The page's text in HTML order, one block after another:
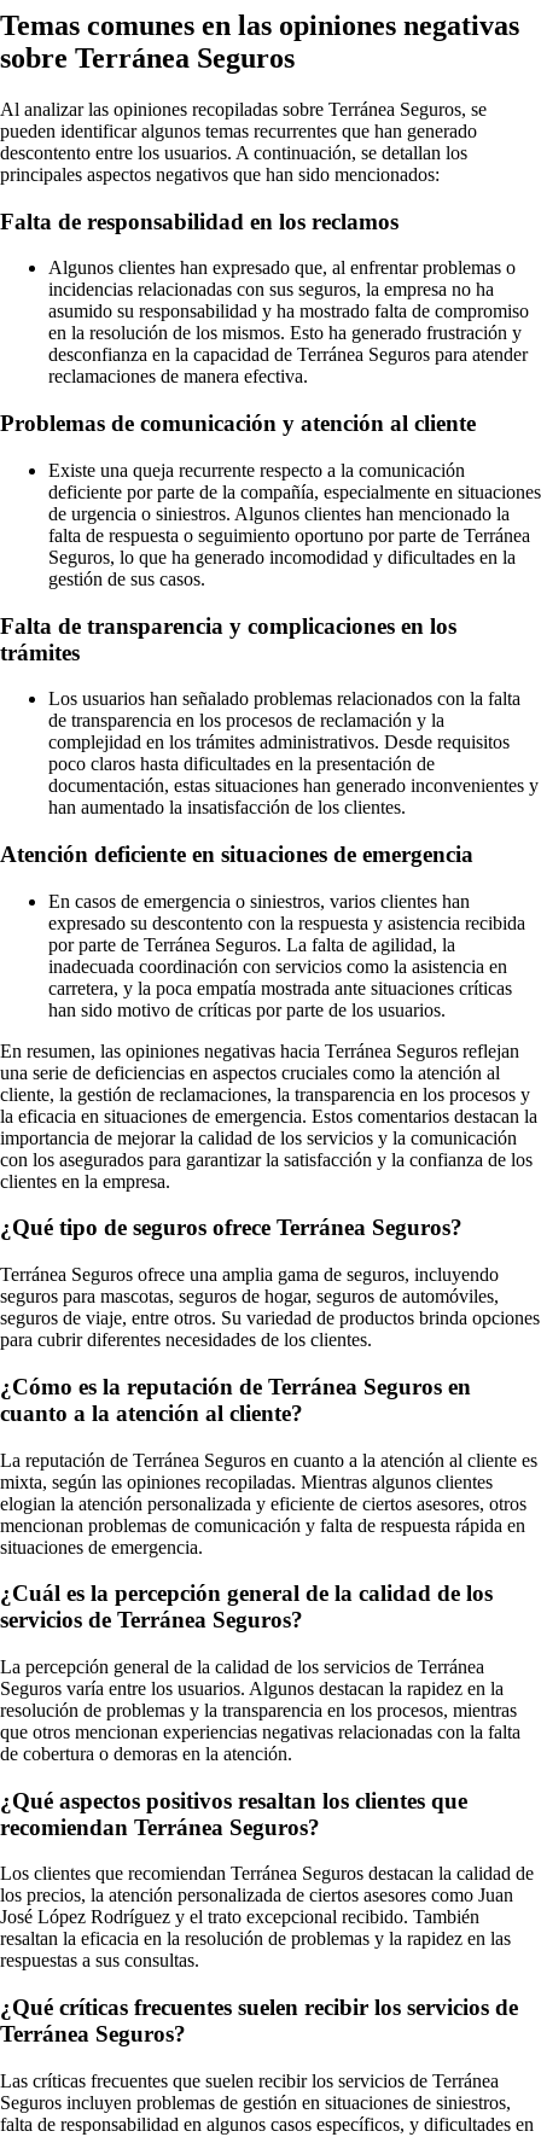
Temas comunes en las opiniones negativas
sobre Terránea Seguros
Al analizar las opiniones recopiladas sobre Terránea Seguros, se
pueden identificar algunos temas recurrentes que han generado
descontento entre los usuarios. A continuación, se detallan los
principales aspectos negativos que han sido mencionados:
Falta de responsabilidad en los reclamos
Algunos clientes han expresado que, al enfrentar problemas o
incidencias relacionadas con sus seguros, la empresa no ha
asumido su responsabilidad y ha mostrado falta de compromiso
en la resolución de los mismos. Esto ha generado frustración y
desconfianza en la capacidad de Terránea Seguros para atender
reclamaciones de manera efectiva.
Problemas de comunicación y atención al cliente
Existe una queja recurrente respecto a la comunicación
deficiente por parte de la compañía, especialmente en situaciones
de urgencia o siniestros. Algunos clientes han mencionado la
falta de respuesta o seguimiento oportuno por parte de Terránea
Seguros, lo que ha generado incomodidad y dificultades en la
gestión de sus casos.
Falta de transparencia y complicaciones en los
trámites
Los usuarios han señalado problemas relacionados con la falta
de transparencia en los procesos de reclamación y la
complejidad en los trámites administrativos. Desde requisitos
poco claros hasta dificultades en la presentación de
documentación, estas situaciones han generado inconvenientes y
han aumentado la insatisfacción de los clientes.
Atención deficiente en situaciones de emergencia
En casos de emergencia o siniestros, varios clientes han
expresado su descontento con la respuesta y asistencia recibida
por parte de Terránea Seguros. La falta de agilidad, la
inadecuada coordinación con servicios como la asistencia en
carretera, y la poca empatía mostrada ante situaciones críticas
han sido motivo de críticas por parte de los usuarios.
En resumen, las opiniones negativas hacia Terránea Seguros reflejan
una serie de deficiencias en aspectos cruciales como la atención al
cliente, la gestión de reclamaciones, la transparencia en los procesos y
la eficacia en situaciones de emergencia. Estos comentarios destacan la
importancia de mejorar la calidad de los servicios y la comunicación
con los asegurados para garantizar la satisfacción y la confianza de los
clientes en la empresa.
¿Qué tipo de seguros ofrece Terránea Seguros?
Terránea Seguros ofrece una amplia gama de seguros, incluyendo
seguros para mascotas, seguros de hogar, seguros de automóviles,
seguros de viaje, entre otros. Su variedad de productos brinda opciones
para cubrir diferentes necesidades de los clientes.
¿Cómo es la reputación de Terránea Seguros en
cuanto a la atención al cliente?
La reputación de Terránea Seguros en cuanto a la atención al cliente es
mixta, según las opiniones recopiladas. Mientras algunos clientes
elogian la atención personalizada y eficiente de ciertos asesores, otros
mencionan problemas de comunicación y falta de respuesta rápida en
situaciones de emergencia.
¿Cuál es la percepción general de la calidad de los
servicios de Terránea Seguros?
La percepción general de la calidad de los servicios de Terránea
Seguros varía entre los usuarios. Algunos destacan la rapidez en la
resolución de problemas y la transparencia en los procesos, mientras
que otros mencionan experiencias negativas relacionadas con la falta
de cobertura o demoras en la atención.
¿Qué aspectos positivos resaltan los clientes que
recomiendan Terránea Seguros?
Los clientes que recomiendan Terránea Seguros destacan la calidad de
los precios, la atención personalizada de ciertos asesores como Juan
José López Rodríguez y el trato excepcional recibido. También
resaltan la eficacia en la resolución de problemas y la rapidez en las
respuestas a sus consultas.
¿Qué críticas frecuentes suelen recibir los servicios de
Terránea Seguros?
Las críticas frecuentes que suelen recibir los servicios de Terránea
Seguros incluyen problemas de gestión en situaciones de siniestros,
falta de responsabilidad en algunos casos específicos, y dificultades en